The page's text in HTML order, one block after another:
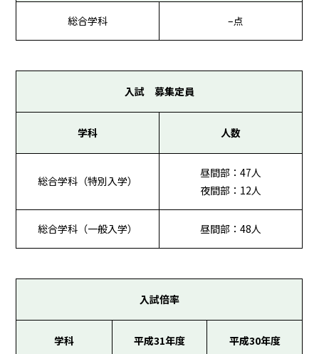
総合学科 –点
入試 募集定員
学科 人数
総合学科（特別入学）
昼間部：47人
夜間部：12人
総合学科（一般入学） 昼間部：48人
入試倍率
学科 平成31年度 平成30年度